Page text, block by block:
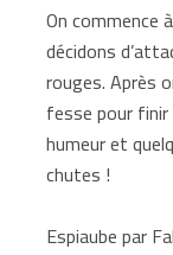
On commence
décidons
rouges. Après
fesse pour
humeur et
chutes !
Espiaube par